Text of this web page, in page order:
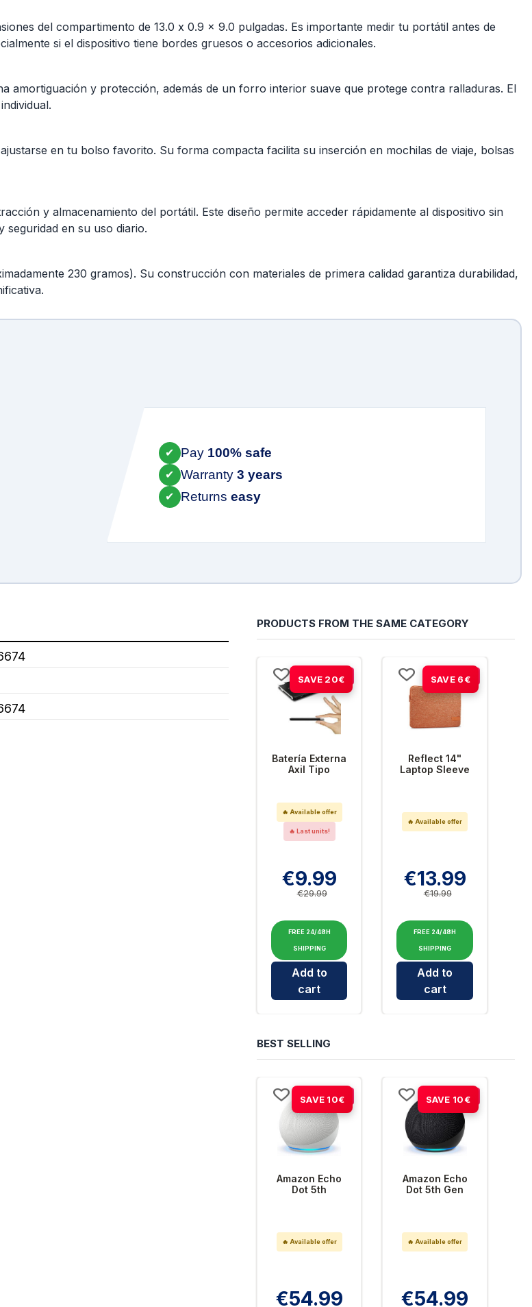
del compartimento de 13.0 x 0.9 x 9.0 pulgadas. Es importante medir tu portátil antes de
si el dispositivo tiene bordes gruesos o accesorios adicionales.
amortiguación y protección, además de un forro interior suave que protege contra ralladuras. El
en tu bolso favorito. Su forma compacta facilita su inserción en mochilas de viaje, bolsas
y almacenamiento del portátil. Este diseño permite acceder rápidamente al dispositivo sin
seguridad en su uso diario.
230 gramos). Su construcción con materiales de primera calidad garantiza durabilidad,
✔ Pay 100% safe
✔ Warranty 3 years
✔ Returns easy
PRODUCTS FROM THE SAME CATEGORY
SAVE 20€
-67%
Batería Externa
Axil Tipo
🔥 Available offer
🔥 Last units!
€9.99
€29.99
FREE 24/48H
SHIPPING
Cantidad para Batería Externa Axil Tipo Tarjeta
Add to
cart
SAVE 6€
-30%
Reflect 14"
Laptop Sleeve
🔥 Available offer
€13.99
€19.99
FREE 24/48H
SHIPPING
Cantidad para Reflect
Add to
cart
BEST SELLING
SAVE 10€
-15%
Amazon Echo
Dot 5th
🔥 Available offer
€54.99
SAVE 10€
-15%
Amazon Echo
Dot 5th Gen
🔥 Available offer
€54.99